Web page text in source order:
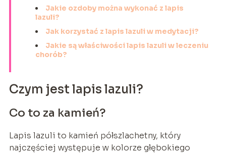
Jakie ozdoby można wykonać z lapis
lazuli?
Jak korzystać z lapis lazuli w medytacji?
Jakie są właściwości lapis lazuli w leczeniu
chorób?
Czym jest lapis lazuli?
Co to za kamień?
Lapis lazuli to kamień półszlachetny, który
najczęściej występuje w kolorze głębokiego